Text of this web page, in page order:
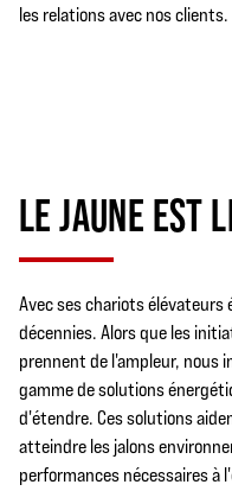
les relations avec nos clients.
LE JAUNE EST
Avec ses chariots
décennies. Alors que les
prennent de l'ampleur, nous
gamme de solutions
d'étendre. Ces solutions
atteindre les jalons
performances nécessaires à